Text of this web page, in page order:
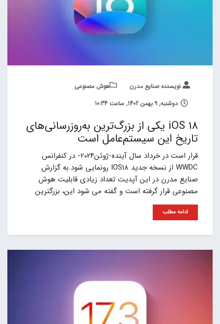
نویسنده صنایع مدرن
هوش مصنوعی
دوشنبه, 9 بهمن 1402, ساعت 10:34
iOS 18 یکی از بزرگ‌ترین به‌روزرسانی‌های
تاریخ این سیستم‌عامل است
قرار است در خرداد سال آینده-ژوئن2024- در کنفرانس
WWDC از نسخه جدید IOS18 رونمایی شود.به گزارش
صنایع مدرن در این آپدیت تعداد زیادی قابلیت هوش
مصنوعی قرار گرفته است و گفته می شود این، بزرگترین
ادامه مطلب